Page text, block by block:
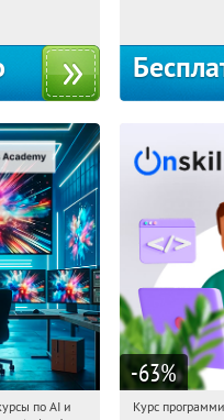
Получили:
по AI и
-63%
03:51:04
Курс